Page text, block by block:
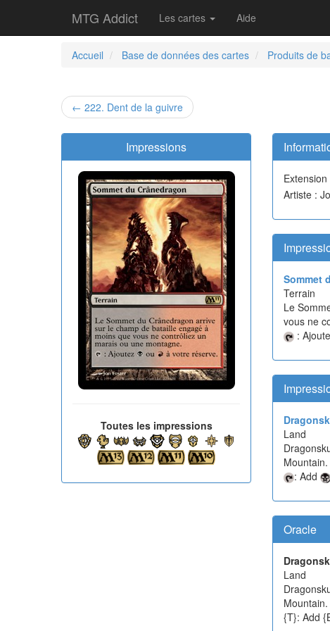
MTG Addict Les cartes Aide
Accueil
Base de données des cartes Produits de
← 222. Dent de la guivre
Impressions
Toutes les impressions
Extension
Artiste :
Sommet
Terrain
Le
vous ne
:
Land
Mountain.
: Add
Oracle
Land
Mountain.
{T}: Add